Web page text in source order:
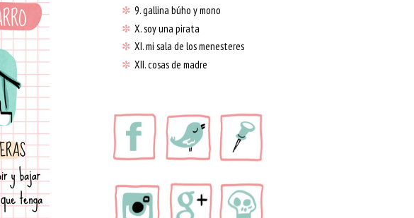
✼ 9. gallina búho y mono
✼ X. soy una pirata
✼ XI. mi sala de los menesteres
✼ XII. cosas de madre